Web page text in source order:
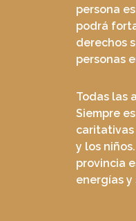
persona
podrá
derechos
personas
Todas las
Siempre
caritativas
y los
provincia
energías y